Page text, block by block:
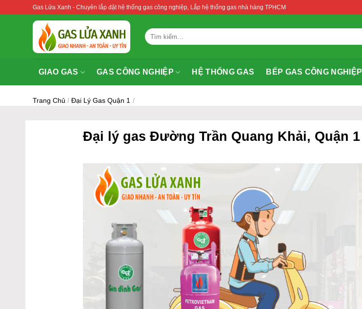
Gas Lửa Xanh - Chuyên lắp đặt hệ thống gas công nghiệp, Lắp hệ thống gas nhà hàng TPHCM
Tìm
kiếm:
GIAO GAS GAS CÔNG NGHIỆP HỆ THỐNG GAS BẾP GAS CÔNG NGHIỆP
Trang Chủ / Đại Lý Gas Quận 1 /
Đại lý gas Đường Trần Quang Khải, Quận 1